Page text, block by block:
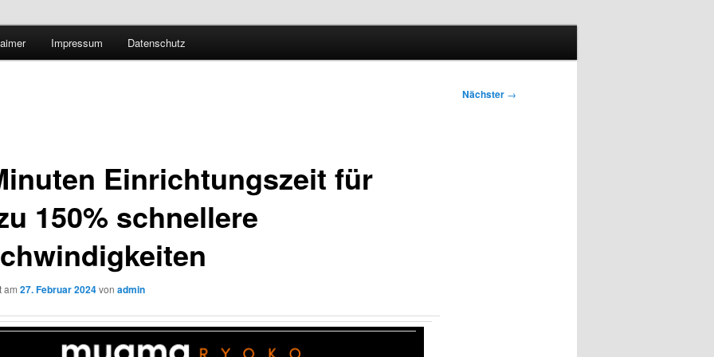
Forschung und Technologie
Impressum Datenschutz
Nächster →
Einrichtungszeit für
150% schnellere
am 27. Februar 2024von admin